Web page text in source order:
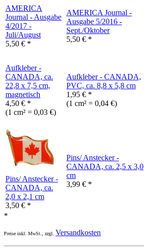
AMERICA
Journal - Ausgabe
4/2017 -
Juli/August
5,50 € *
AMERICA Journal -
Ausgabe 5/2016 -
Sept./Oktober
5,50 € *
Aufkleber -
CANADA, ca.
22,8 x 7,5 cm,
magnetisch
4,50 € *
(1 cm² = 0,03 €)
Aufkleber - CANADA,
PVC, ca. 8,8 x 5,8 cm
1,95 € *
(1 cm² = 0,04 €)
Pins/ Anstecker -
CANADA, ca.
2,0 x 2,1 cm
3,50 € *
Pins/ Anstecker -
CANADA, ca. 2,5 x 3,0
cm
3,99 € *
*
Preise inkl. MwSt., zzgl. Versandkosten